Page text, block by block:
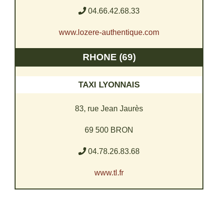
04.66.42.68.33
www.lozere-authentique.com
RHONE (69)
TAXI LYONNAIS
83, rue Jean Jaurès
69 500 BRON
04.78.26.83.68
www.tl.fr